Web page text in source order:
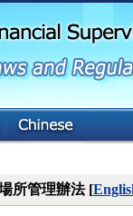
所管理辦法 [